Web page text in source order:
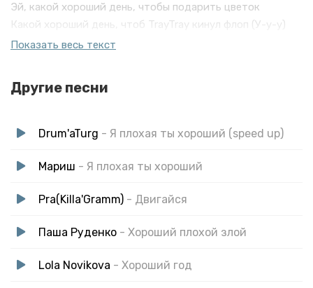
Эй, какой хороший день, чтобы подарить цветок
Какой хороший день, чтоб TrayTray кинул флоп (У-у-у)
Какой хороший день: ты на base, это танцпол
Показать весь текст
Другие песни
Drum'aTurg - Я плохая ты хороший (speed up)
Мариш - Я плохая ты хороший
Pra(Killa'Gramm) - Двигайся
Паша Руденко - Хороший плохой злой
Lola Novikova - Хороший год